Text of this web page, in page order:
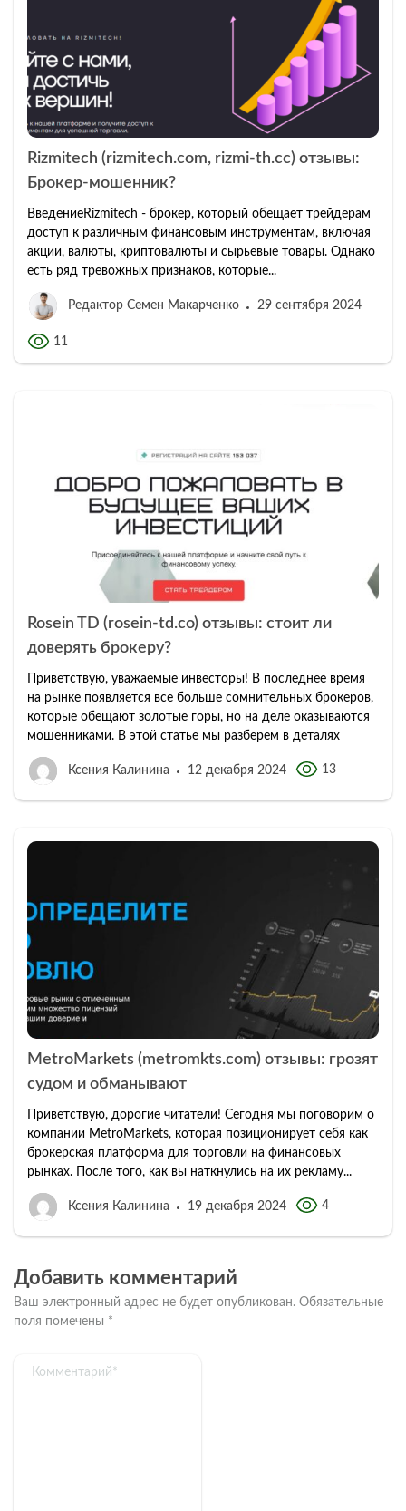
Rizmitech (rizmitech.com, rizmi-th.cc) отзывы:
Брокер-мошенник?
ВведениеRizmitech - брокер, который обещает трейдерам
доступ к различным финансовым инструментам, включая
акции, валюты, криптовалюты и сырьевые товары. Однако
есть ряд тревожных признаков, которые...
Редактор Семен Макарченко 29 сентября 2024
11
Rosein TD (rosein-td.co) отзывы: стоит ли
доверять брокеру?
Приветствую, уважаемые инвесторы! В последнее время
на рынке появляется все больше сомнительных брокеров,
которые обещают золотые горы, но на деле оказываются
мошенниками. В этой статье мы разберем в деталях
Ксения Калинина 12 декабря 2024 13
MetroMarkets (metromkts.com) отзывы: грозят
судом и обманывают
Приветствую, дорогие читатели! Сегодня мы поговорим о
компании MetroMarkets, которая позиционирует себя как
брокерская платформа для торговли на финансовых
рынках. После того, как вы наткнулись на их рекламу...
Ксения Калинина 19 декабря 2024 4
Добавить комментарий
Ваш электронный адрес не будет опубликован. Обязательные
поля помечены *